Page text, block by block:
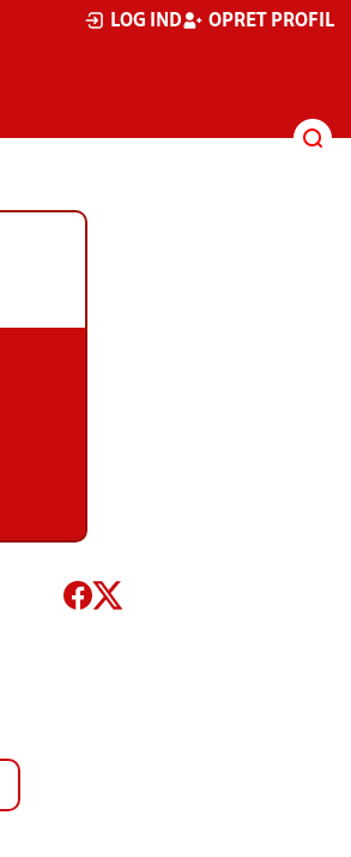
LOG IND OPRET PROFIL